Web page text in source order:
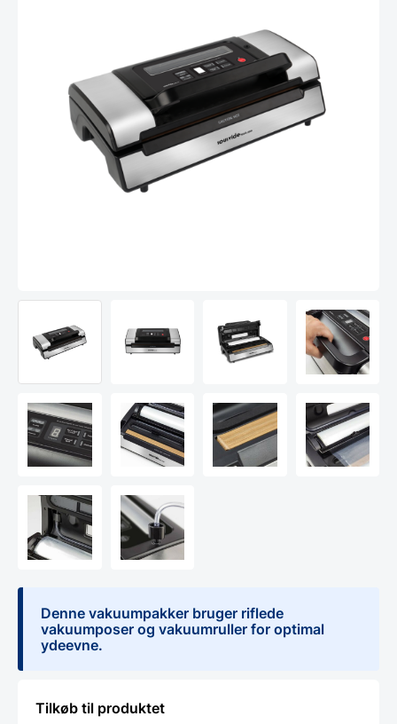
Denne vakuumpakker bruger riflede
vakuumposer og vakuumruller for optimal
ydeevne.
Tilkøb til produktet